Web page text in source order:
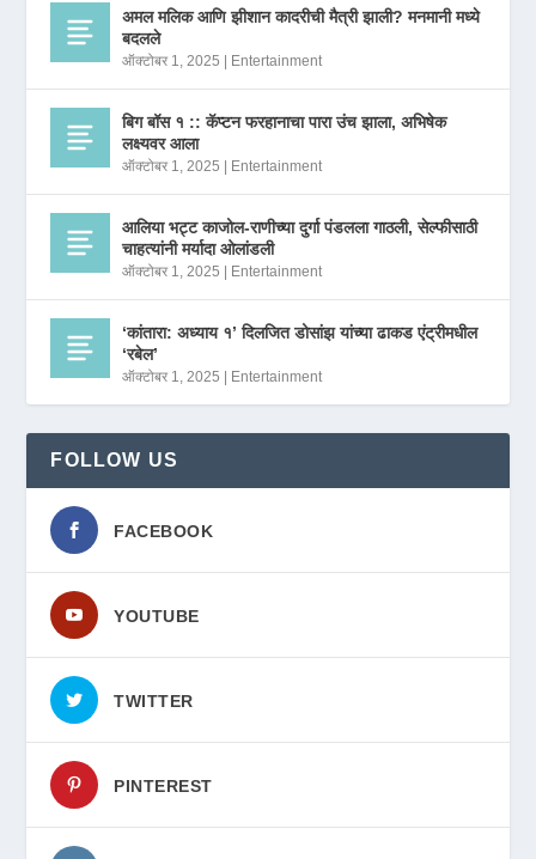
अमल मलिक आणि झीशान कादरीची मैत्री झाली? मनमानी मध्ये
बदलले
ऑक्टोबर 1, 2025 Entertainment
बिग बॉस १ :: कॅप्टन फरहानाचा पारा उंच झाला, अभिषेक
लक्ष्यवर आला
ऑक्टोबर 1, 2025 Entertainment
आलिया भट्ट काजोल-राणीच्या दुर्गा पंडलला गाठली, सेल्फीसाठी
चाहत्यांनी मर्यादा ओलांडली
ऑक्टोबर 1, 2025 Entertainment
‘कांतारा: अध्याय १’ दिलजित डोसांझ यांच्या ढाकड एंट्रीमधील
‘रबेल’
ऑक्टोबर 1, 2025 Entertainment
FOLLOW US
FACEBOOK
YOUTUBE
TWITTER
PINTEREST